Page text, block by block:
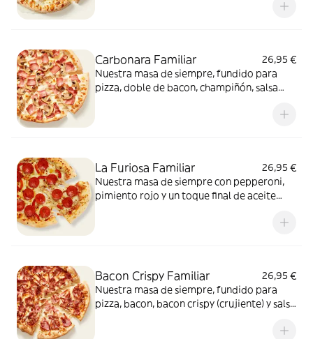
cheddar, gouda, emmental , mozzarella y
Carbonara Familiar
26,95 €
Nuestra masa de siempre, fundido para
pizza, doble de bacon, champiñón, salsa
La Furiosa Familiar
26,95 €
Nuestra masa de siempre con pepperoni,
pimiento rojo y un toque final de aceite
Bacon Crispy Familiar
26,95 €
Nuestra masa de siempre, fundido para
pizza, bacon, bacon crispy (crujiente) y salsa